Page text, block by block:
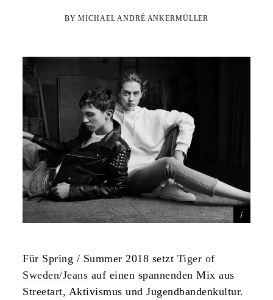
n
MICHAEL ANDRÉ ANKERMÜLLER
Für Spring / Summer 2018 setzt Tiger of
Sweden/Jeans auf einen spannenden Mix aus
Streetart, Aktivismus und Jugendbandenkultur.